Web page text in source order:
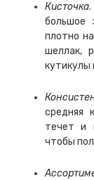
Кисточка.
большое
плотно
шеллак,
кутикулы
средняя
течет и
чтобы